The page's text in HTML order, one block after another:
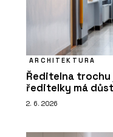
ARCHITEKTURA
Ředitelna trochu
ředitelky má
2. 6. 2026